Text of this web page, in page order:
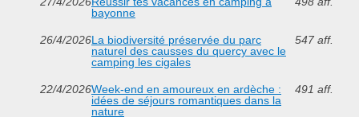
bayonne
26/4/2026La biodiversité préservée du parc
naturel des causses du quercy avec le
camping les cigales
547 aff.
22/4/2026Week-end en amoureux en ardèche :
idées de séjours romantiques dans la
nature
491 aff.